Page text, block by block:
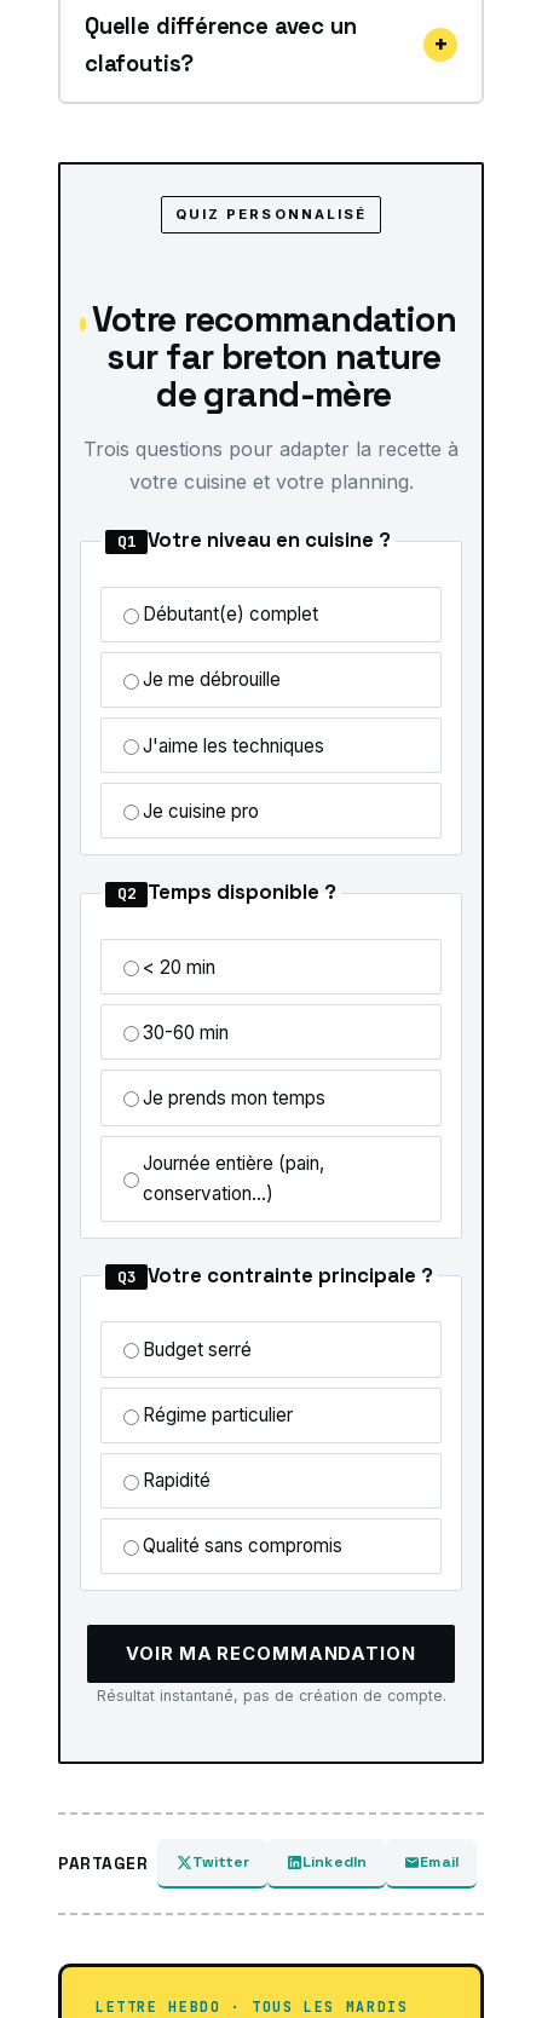
Quelle différence avec un
clafoutis?
QUIZ PERSONNALISÉ
Votre recommandation
sur far breton nature
de grand-mère
Trois questions pour adapter la recette à
votre cuisine et votre planning.
Q1 Votre niveau en cuisine ?
Débutant(e) complet
Je me débrouille
J'aime les techniques
Je cuisine pro
Q2 Temps disponible ?
< 20 min
30-60 min
Je prends mon temps
Journée entière (pain,
conservation…)
Q3 Votre contrainte principale ?
Budget serré
Régime particulier
Rapidité
Qualité sans compromis
VOIR MA RECOMMANDATION
Résultat instantané, pas de création de compte.
PARTAGER Twitter LinkedIn Email
LETTRE HEBDO · TOUS LES MARDIS